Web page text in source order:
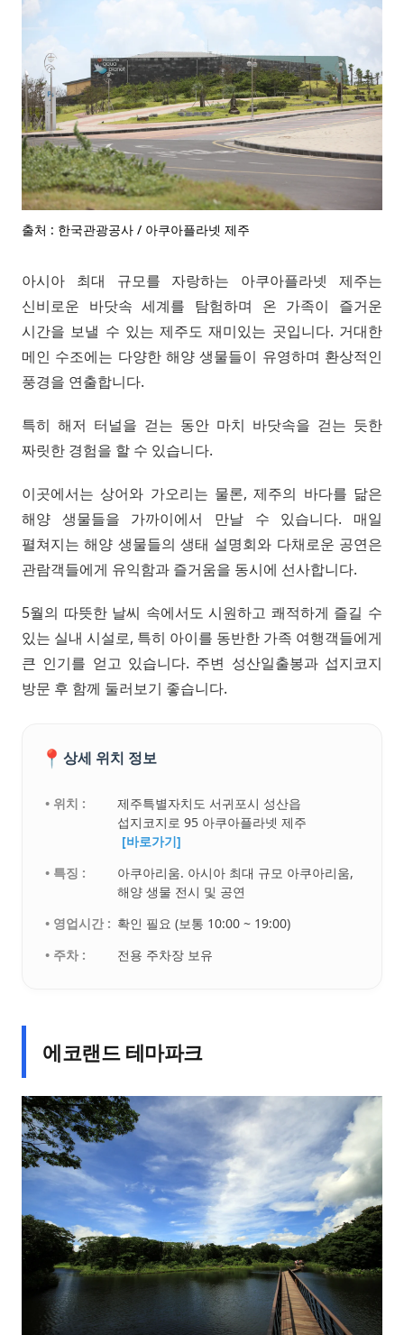
출처 : 한국관광공사 / 아쿠아플라넷 제주
아시아 최대 규모를 자랑하는 아쿠아플라넷 제주는
신비로운 바닷속 세계를 탐험하며 온 가족이 즐거운
시간을 보낼 수 있는 제주도 재미있는 곳입니다. 거대한
메인 수조에는 다양한 해양 생물들이 유영하며 환상적인
풍경을 연출합니다.
특히 해저 터널을 걷는 동안 마치 바닷속을 걷는 듯한
짜릿한 경험을 할 수 있습니다.
이곳에서는 상어와 가오리는 물론, 제주의 바다를 닮은
해양 생물들을 가까이에서 만날 수 있습니다. 매일
펼쳐지는 해양 생물들의 생태 설명회와 다채로운 공연은
관람객들에게 유익함과 즐거움을 동시에 선사합니다.
5월의 따뜻한 날씨 속에서도 시원하고 쾌적하게 즐길 수
있는 실내 시설로, 특히 아이를 동반한 가족 여행객들에게
큰 인기를 얻고 있습니다. 주변 성산일출봉과 섭지코지
방문 후 함께 둘러보기 좋습니다.
📍 상세 위치 정보
• 위치 :
제주특별자치도 서귀포시 성산읍
섭지코지로 95 아쿠아플라넷 제주
[바로가기]
• 특징 :
아쿠아리움. 아시아 최대 규모 아쿠아리움,
해양 생물 전시 및 공연
• 영업시간 : 확인 필요 (보통 10:00 ~ 19:00)
• 주차 :
전용 주차장 보유
에코랜드 테마파크